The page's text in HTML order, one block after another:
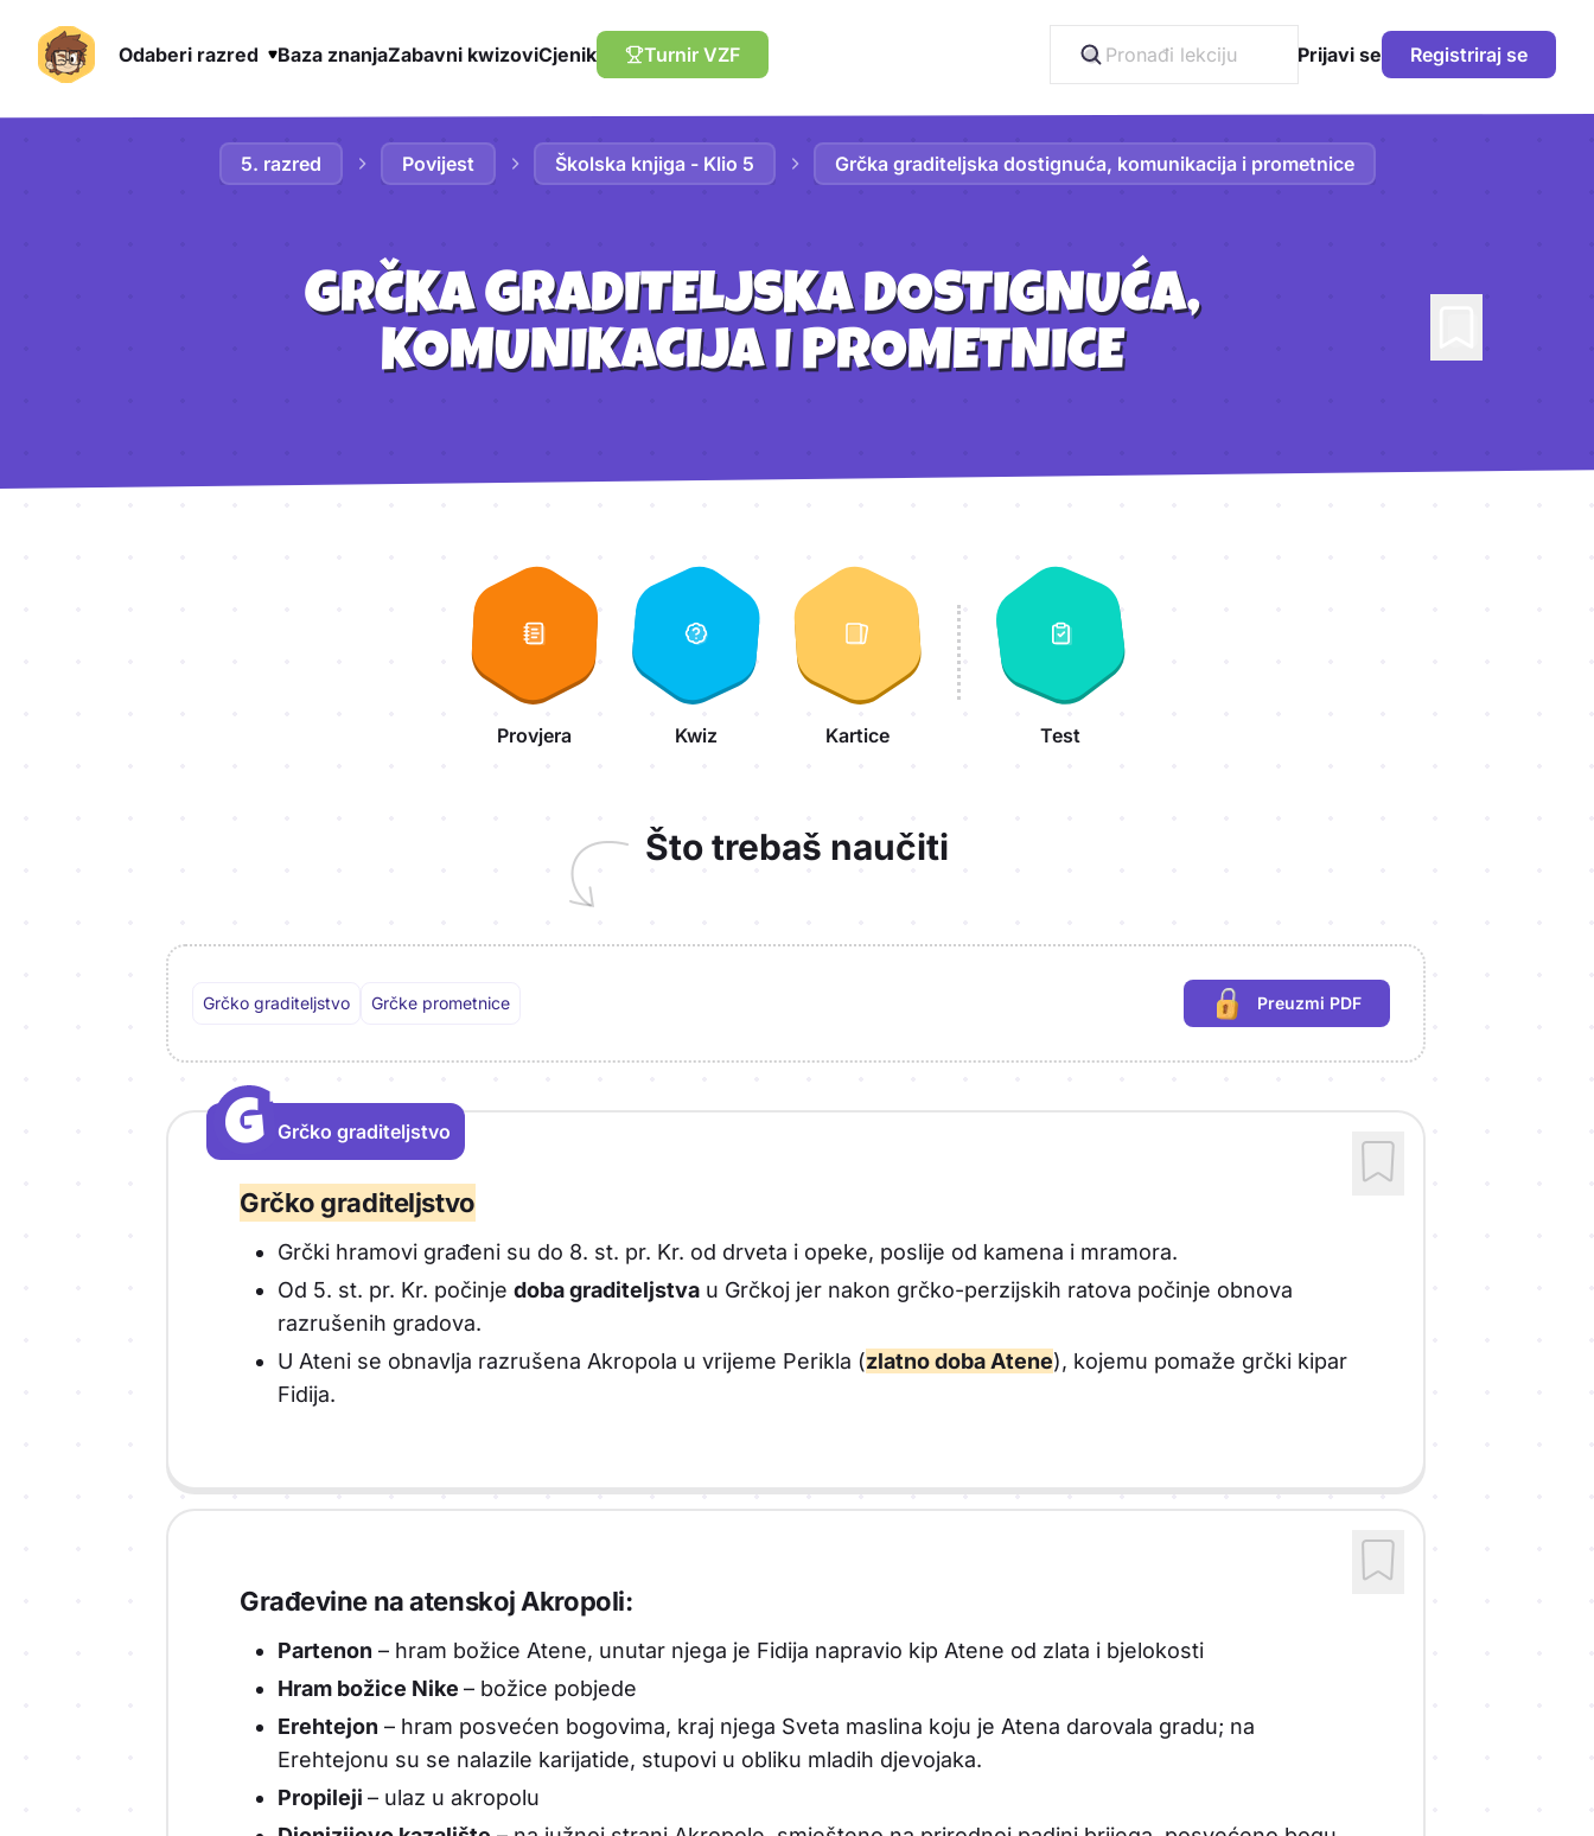
Odaberi razred Baza znanjaZabavni kwizoviCjenik Turnir VZF Prijavi se Registriraj se
5. razred
Povijest Školska knjiga - Klio 5 Grčka graditeljska dostignuća, komunikacija i prometnice
GRČKA GRADITELJSKA DOSTIGNUĆA,
KOMUNIKACIJA I PROMETNICE
Provjera Kwiz Kartice Test
Što trebaš naučiti
Grčko graditeljstvo Grčke prometnice Preuzmi PDF
(potrebna prijava)
G
G Grčko graditeljstvo
Grčko graditeljstvo
Grčki hramovi građeni su do 8. st. pr. Kr. od drveta i opeke, poslije od kamena i mramora.
Od 5. st. pr. Kr. počinje doba graditeljstva u Grčkoj jer nakon grčko-perzijskih ratova počinje obnova
razrušenih gradova.
U Ateni se obnavlja razrušena Akropola u vrijeme Perikla (zlatno doba Atene), kojemu pomaže grčki kipar
Fidija.
Građevine na atenskoj Akropoli:
Partenon – hram božice Atene, unutar njega je Fidija napravio kip Atene od zlata i bjelokosti
Hram božice Nike – božice pobjede
Erehtejon – hram posvećen bogovima, kraj njega Sveta maslina koju je Atena darovala gradu; na
Erehtejonu su se nalazile karijatide, stupovi u obliku mladih djevojaka.
Propileji – ulaz u akropolu